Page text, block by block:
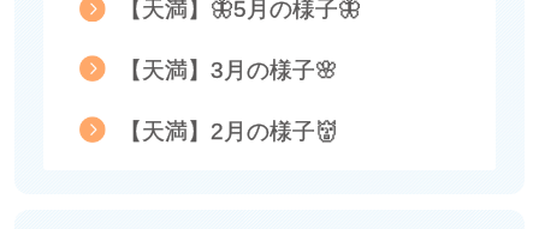
【天満】🦋5月の様子🦋
【天満】3月の様子🌸
【天満】2月の様子👹